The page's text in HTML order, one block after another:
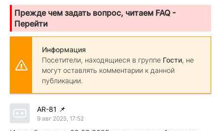
Прежде чем задать вопрос, читаем FAQ -
Перейти
Информация
Посетители, находящиеся в группе Гости, не
могут оставлять комментарии к данной
публикации.
AR-81 📌
9 авг 2025, 17:52